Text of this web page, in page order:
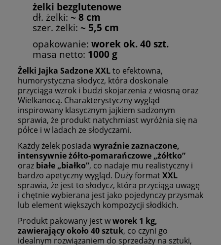
żelki bezglutenowe
dł. żelki: ~ 8 cm
szer. żelki: ~ 5,5 cm
opakowanie: worek ok. 40 szt.
masa netto: 1000 g
Żelki Jajka Sadzone XXLto efektowna,
humorystyczna słodycz, która doskonale
przyciąga wzrok i budzi skojarzenia z wiosną oraz
Wielkanocą. Charakterystyczny wygląd
inspirowany klasycznym jajkiem sadzonym
sprawia, że produkt natychmiast wyróżnia się na
półce i w ladach ze słodyczami.
Każdy żelek posiada wyraźnie zaznaczone,
intensywnie żółto-pomarańczowe „żółtko”
oraz białe „białko”, co nadaje mu realistyczny i
bardzo apetyczny wygląd. Duży formatXXL
sprawia, że jest to słodycz, która przyciąga uwagę
i chętnie wybierana jest jako pojedynczy przysmak
lub element większych kompozycji słodkich.
Produkt pakowany jest wworek 1 kg,
zawierający około 40 sztuk, co czyni go
idealnym rozwiązaniem do sprzedaży na sztuki,